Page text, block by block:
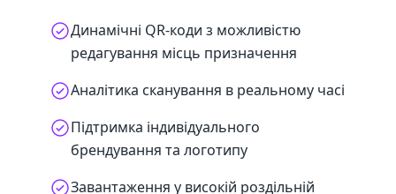
Динамічні QR-коди з можливістю
редагування місць призначення
Аналітика сканування в реальному часі
Підтримка індивідуального
брендування та логотипу
Завантаження у високій роздільній